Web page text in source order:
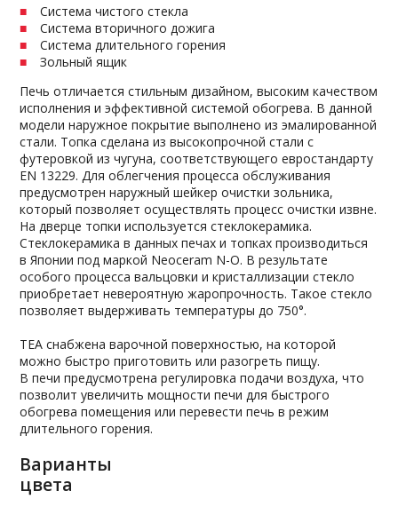
Система чистого стекла
Система вторичного дожига
Система длительного горения
Зольный ящик
Печь отличается стильным дизайном, высоким качеством
исполнения и эффективной системой обогрева. В данной
модели наружное покрытие выполнено из эмалированной
стали. Топка сделана из высокопрочной стали с
футеровкой из чугуна, соответствующего евростандарту
EN 13229. Для облегчения процесса обслуживания
предусмотрен наружный шейкер очистки зольника,
который позволяет осуществлять процесс очистки извне.
На дверце топки используется стеклокерамика.
Стеклокерамика в данных печах и топках производиться
в Японии под маркой Neoceram N-O. В результате
особого процесса вальцовки и кристаллизации стекло
приобретает невероятную жаропрочность. Такое стекло
позволяет выдерживать температуры до 750°.
TEA снабжена варочной поверхностью, на которой
можно быстро приготовить или разогреть пищу.
В печи предусмотрена регулировка подачи воздуха, что
позволит увеличить мощности печи для быстрого
обогрева помещения или перевести печь в режим
длительного горения.
Варианты
цвета